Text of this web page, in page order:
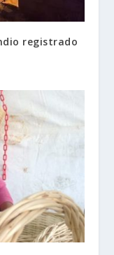
registrado